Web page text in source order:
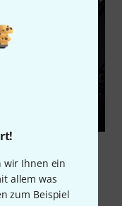
wir Ihnen ein
allem was
zum Beispiel
Anspruch